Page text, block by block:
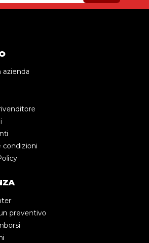
azienda
condizioni
preventivo